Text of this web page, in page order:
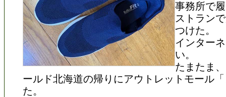
事務所で
ストラン
つけた。
インター
い。
たまたま
ールド北海道の帰りにアウトレットモール
た。